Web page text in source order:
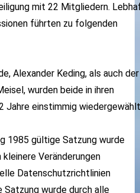
mit 22 Mitgliedern.
führten zu folgenden
Alexander Keding, als auch der
wurden beide in ihren
Jahre einstimmig
1985 gültige Satzung wurde
Veränderungen
Datenschutzrichtlinien
Satzung wurde durch alle